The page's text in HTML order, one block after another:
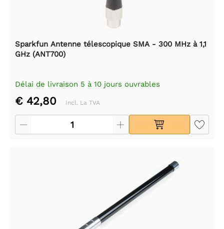
Sparkfun Antenne télescopique SMA - 300 MHz à 1,1
GHz (ANT700)
Délai de livraison 5 à 10 jours ouvrables
€ 42,80 Incl. La TVA